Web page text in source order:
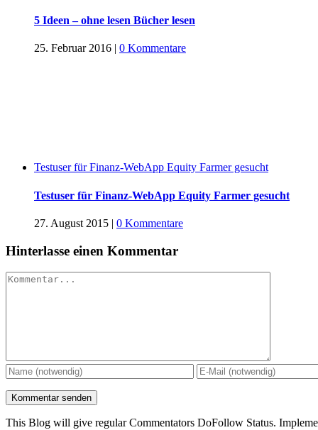
5 Ideen – ohne lesen Bücher lesen
25. Februar 2016 | 0 Kommentare
Testuser für Finanz-WebApp Equity Farmer gesucht
Testuser für Finanz-WebApp Equity Farmer gesucht
27. August 2015 | 0 Kommentare
Hinterlasse einen Kommentar
Kommentar
This Blog will give regular Commentators DoFollow Status.